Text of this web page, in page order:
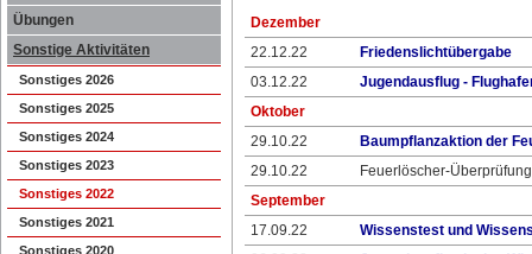
Übungen
Sonstige Aktivitäten
Sonstiges 2026
Sonstiges 2025
Sonstiges 2024
Sonstiges 2023
Sonstiges 2022
Sonstiges 2021
Sonstiges 2020
Dezember
22.12.22
Friedenslichtübergabe
03.12.22
Jugendausflug -
Oktober
29.10.22
Baumpflanzaktion der
29.10.22
Feuerlöscher-
September
17.09.22
Wissenstest und